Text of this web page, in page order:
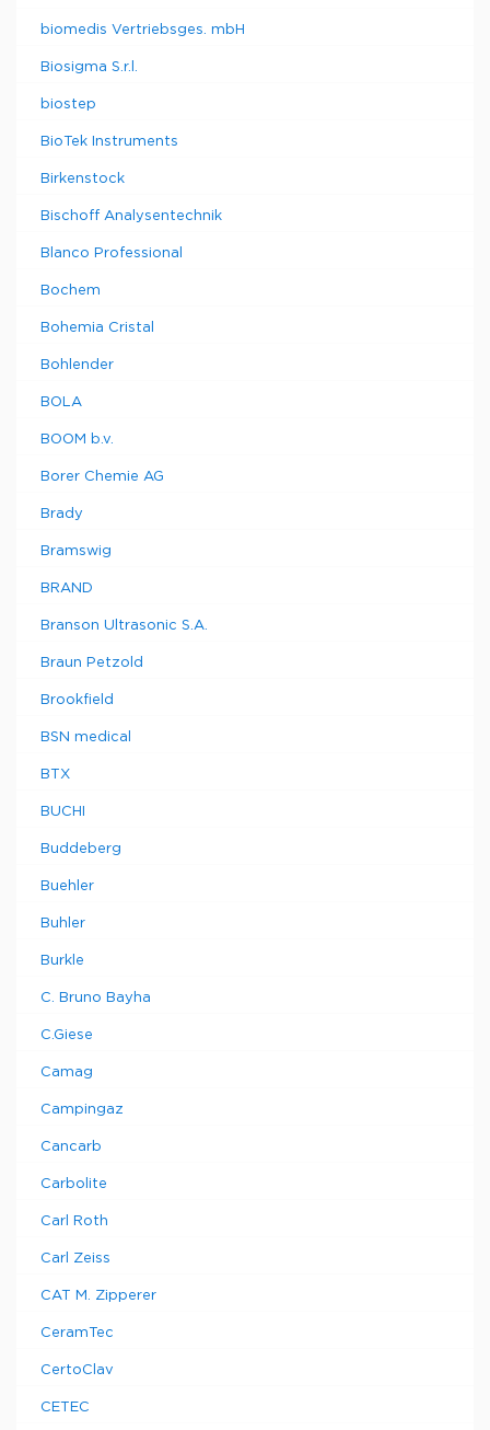
biomedis Vertriebsges. mbH
Biosigma S.r.l.
biostep
BioTek Instruments
Birkenstock
Bischoff Analysentechnik
Blanco Professional
Bochem
Bohemia Cristal
Bohlender
BOLA
BOOM b.v.
Borer Chemie AG
Brady
Bramswig
BRAND
Branson Ultrasonic S.A.
Braun Petzold
Brookfield
BSN medical
BTX
BUCHI
Buddeberg
Buehler
Buhler
Burkle
C. Bruno Bayha
C.Giese
Camag
Campingaz
Cancarb
Carbolite
Carl Roth
Carl Zeiss
CAT M. Zipperer
CeramTec
CertoClav
CETEC